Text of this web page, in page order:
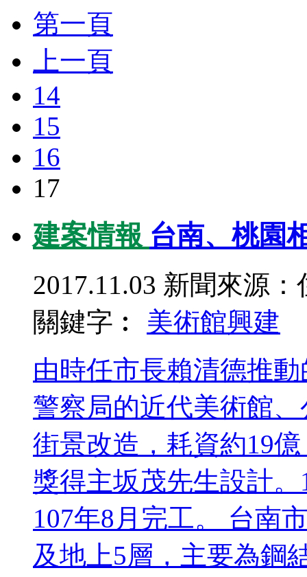
第一頁
上一頁
14
15
16
17
建案情報 台南、桃園
2017.11.03 新聞來源：
關鍵字︰ 美術館興建
由時任市長賴清德推
警察局的近代美術館
街景改造，耗資約19
獎得主坂茂先生設計
107年8月完工。 台南
及地上5層，主要為鋼